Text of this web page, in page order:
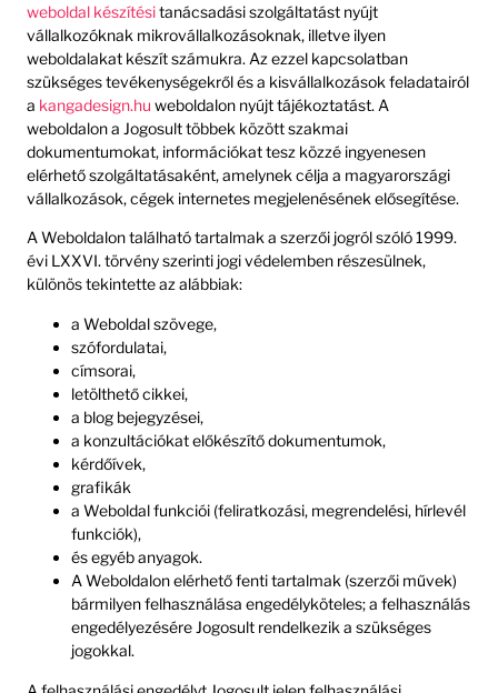
weboldal készítésitanácsadási szolgáltatást nyújt
vállalkozóknak mikrovállalkozásoknak, illetve ilyen
weboldalakat készít számukra. Az ezzel kapcsolatban
szükséges tevékenységekről és a kisvállalkozások feladatairól
a kangadesign.hu weboldalon nyújt tájékoztatást. A
weboldalon a Jogosult többek között szakmai
dokumentumokat, információkat tesz közzé ingyenesen
elérhető szolgáltatásaként, amelynek célja a magyarországi
vállalkozások, cégek internetes megjelenésének elősegítése.
A Weboldalon található tartalmak a szerzői jogról szóló 1999.
évi LXXVI. törvény szerinti jogi védelemben részesülnek,
különös tekintette az alábbiak:
a Weboldal szövege,
szófordulatai,
címsorai,
letölthető cikkei,
a blog bejegyzései,
a konzultációkat előkészítő dokumentumok,
kérdőívek,
grafikák
a Weboldal funkciói (feliratkozási, megrendelési, hírlevél
funkciók),
és egyéb anyagok.
A Weboldalon elérhető fenti tartalmak (szerzői művek)
bármilyen felhasználása engedélyköteles; a felhasználás
engedélyezésére Jogosult rendelkezik a szükséges
jogokkal.